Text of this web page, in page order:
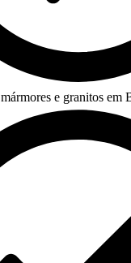
e granitos em